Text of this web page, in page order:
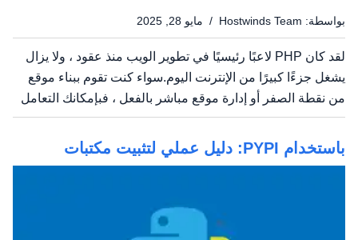
بواسطة: Hostwinds Team / مايو 28, 2025
لقد كان PHP لاعبًا رئيسيًا في تطوير الويب منذ عقود ، ولا يزال
يشغل جزءًا كبيرًا من الإنترنت اليوم.سواء كنت تقوم ببناء موقع
من نقطة الصفر أو إدارة موقع مباشر بالفعل ، فبإمكانك التعامل
مع ماهية PHP - وما يمكن أن يفعله - فرقًا حقيقيًا. دعنا نقوم
بتفكيكها بطريقة سهلة المتابعة ،...باستخدام PYPI: دليل عملي لتثبيت مكتبات
Python مع PIP